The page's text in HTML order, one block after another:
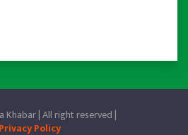
Khabar | All right reserved |
Privacy Policy